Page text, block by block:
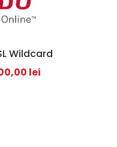
Wildcard
lei